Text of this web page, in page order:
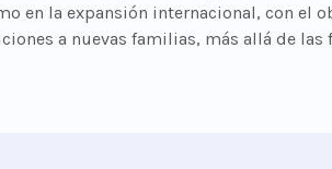
en la expansión internacional, con el
a nuevas familias, más allá de las